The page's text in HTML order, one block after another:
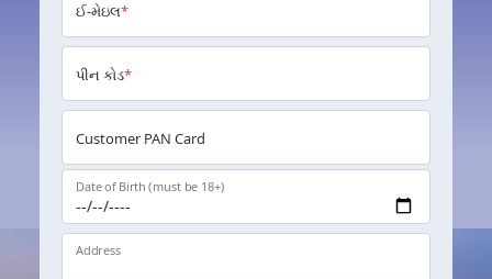
ઈ-મેઇલ*
પીન કોડ*
Customer PAN Card
Date of Birth (must be 18+)
Address